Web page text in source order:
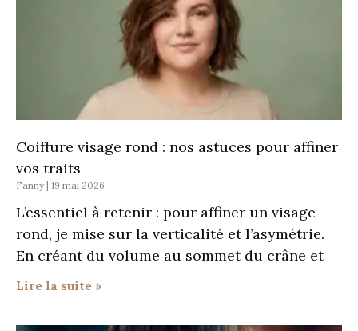
Coiffure visage rond : nos astuces pour affiner
vos traits
Fanny 19 mai 2026
L’essentiel à retenir : pour affiner un visage
rond, je mise sur la verticalité et l’asymétrie.
En créant du volume au sommet du crâne et
Lire la suite »